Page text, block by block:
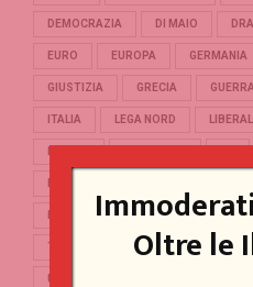
DEMOCRAZIA DI MAIO
EURO EUROPA GERMANIA
GIUSTIZIA GRECIA
ITALIA LEGA NORD
SALVINI SCUOLA
TRUMP TURCHIA UCRAINA
UNIONE EUROPEA
Oltre le